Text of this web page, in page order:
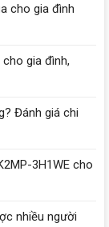
cho gia đình
gia đình,
Đánh giá chi
3H1WE cho
nhiều người